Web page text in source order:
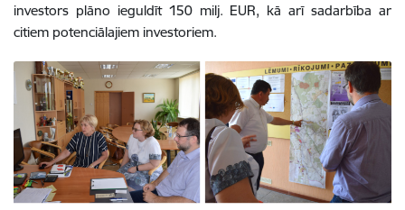
investors plāno ieguldīt 150 milj. EUR, kā arī sadarbība ar
citiem potenciālajiem investoriem.